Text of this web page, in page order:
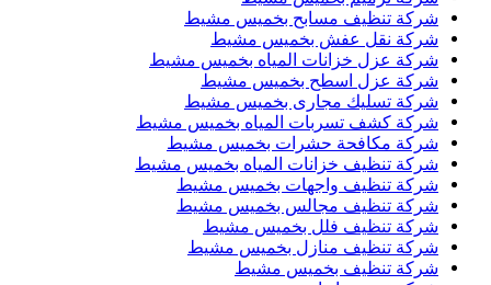
شركة تنظيف مسابح بخميس مشيط
شركة نقل عفش بخميس مشيط
شركة عزل خزانات المياه بخميس مشيط
شركة عزل اسطح بخميس مشيط
شركة تسليك مجارى بخميس مشيط
شركة كشف تسربات المياه بخميس مشيط
شركة مكافحة حشرات بخميس مشيط
شركة تنظيف خزانات المياه بخميس مشيط
شركة تنظيف واجهات بخميس مشيط
شركة تنظيف مجالس بخميس مشيط
شركة تنظيف فلل بخميس مشيط
شركة تنظيف منازل بخميس مشيط
شركة تنظيف بخميس مشيط